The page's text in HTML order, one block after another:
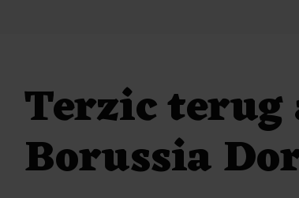
Terzic
Borussia